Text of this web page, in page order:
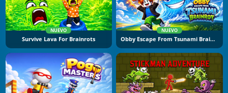
NUEVO
Survive Lava For Brainrots
NUEVO
Obby Escape From Tsunami Brainrot